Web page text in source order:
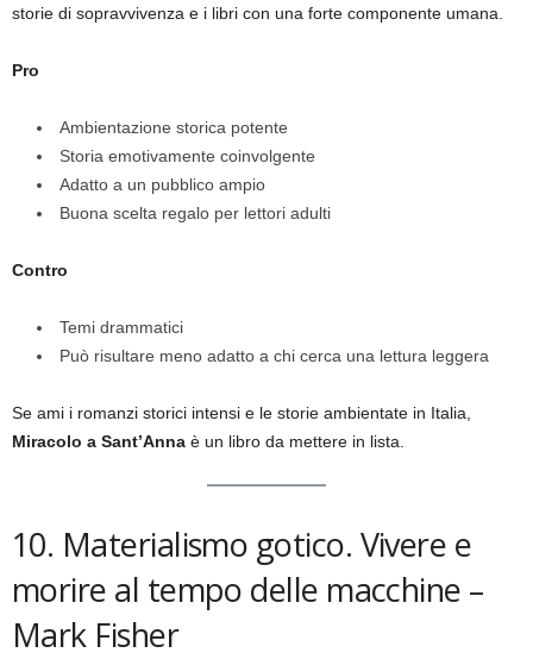
storie di sopravvivenza e i libri con una forte componente umana.
Pro
Ambientazione storica potente
Storia emotivamente coinvolgente
Adatto a un pubblico ampio
Buona scelta regalo per lettori adulti
Contro
Temi drammatici
Può risultare meno adatto a chi cerca una lettura leggera
Se ami i romanzi storici intensi e le storie ambientate in Italia,
Miracolo a Sant’Anna è un libro da mettere in lista.
10. Materialismo gotico. Vivere e
morire al tempo delle macchine –
Mark Fisher